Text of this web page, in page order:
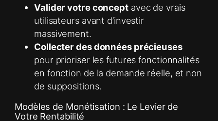
Valider votre conceptavec de vrais
utilisateurs avant d’investir
massivement.
Collecter des données précieuses
pour prioriser les futures fonctionnalités
en fonction de la demande réelle, et non
de suppositions.
Modèles de Monétisation : Le Levier de
Votre Rentabilité